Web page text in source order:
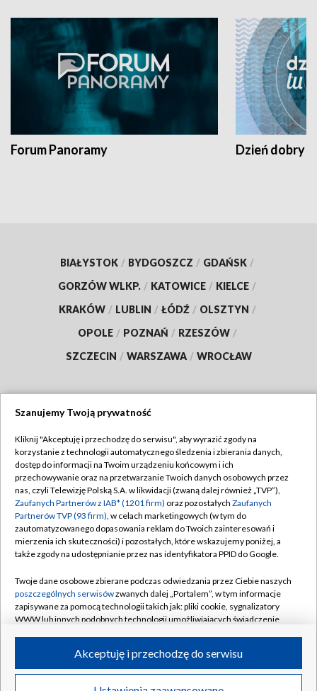
Forum Panoramy Dzień dobry
BIAŁYSTOK / BYDGOSZCZ / GDAŃSK /
GORZÓW WLKP. / KATOWICE / KIELCE /
KRAKÓW / LUBLIN / ŁÓDŹ / OLSZTYN /
OPOLE / POZNAŃ / RZESZÓW /
SZCZECIN / WARSZAWA / WROCŁAW
TVP
Abonament TVP
Emisja w TVP
Centrum informacji TVP
Naziemna Telewizja Cyfrowa
Rada Programowa
System NOS
Informacje o nadawcy
Program dla prasy
Regulamin TVP
Polityka prywatności
Moje zgody
Pomoc
Kontakt
Kanały
©2026 Telewizja Polska S.A. w likwidacji
Szanujemy Twoją prywatność
Kliknij "Akceptuję i przechodzę do serwisu", aby wyrazić zgody na
korzystanie z technologii automatycznego śledzenia i zbierania danych,
dostęp do informacji na Twoim urządzeniu końcowym i ich
przechowywanie oraz na przetwarzanie Twoich danych osobowych przez
nas, czyli Telewizję Polską S.A. w likwidacji (zwaną dalej również „TVP”),
Zaufanych Partnerów z IAB* (1201 firm) oraz pozostałych Zaufanych
Partnerów TVP (93 firm), w celach marketingowych (w tym do
zautomatyzowanego dopasowania reklam do Twoich zainteresowań i
mierzenia ich skuteczności) i pozostałych, które wskazujemy poniżej, a
także zgody na udostępnianie przez nas identyfikatora PPID do Google.
Twoje dane osobowe zbierane podczas odwiedzania przez Ciebie naszych
poszczególnych serwisówzwanych dalej „Portalem”, w tym informacje
zapisywane za pomocą technologii takich jak: pliki cookie, sygnalizatory
WWW lub innych podobnych technologii umożliwiających świadczenie
ruchu w Internecie.
Twoje dane osobowe zbierane podczas odwiedzania przez Ciebie
Akceptuję i przechodzę do serwisu